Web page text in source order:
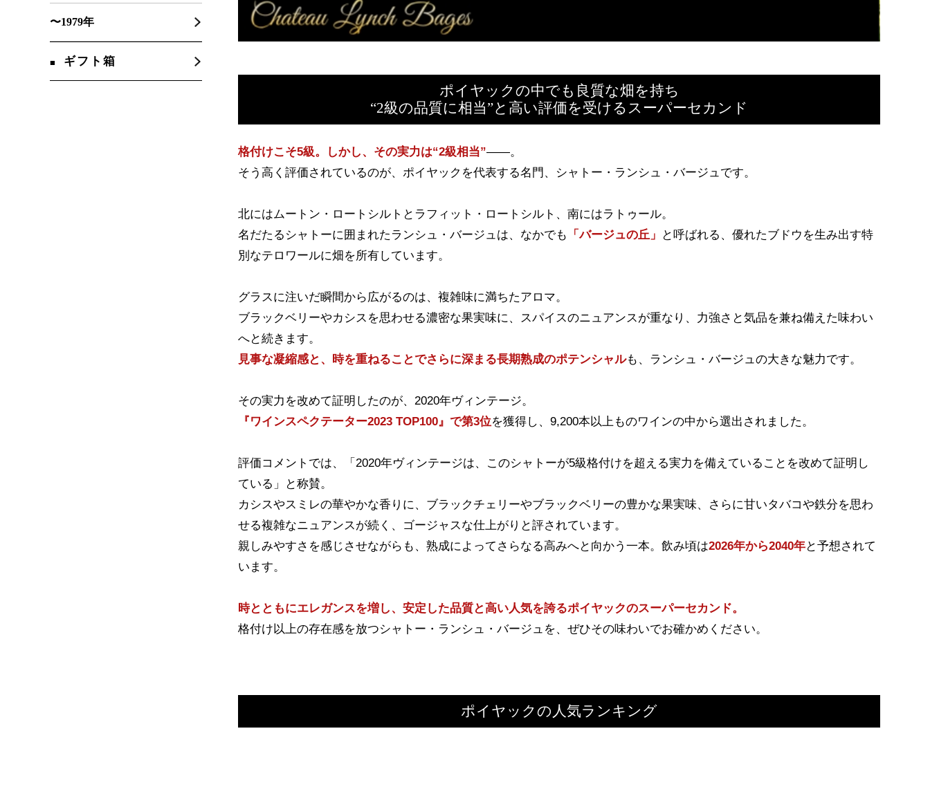
〜1979年
ギフト箱
ポイヤックの中でも良質な畑を持ち
“2級の品質に相当”と高い評価を受けるスーパーセカンド
格付けこそ5級。しかし、その実力は“2級相当”――。
そう高く評価されているのが、ポイヤックを代表する名門、シャトー・ランシュ・バージュです。
北にはムートン・ロートシルトとラフィット・ロートシルト、南にはラトゥール。
名だたるシャトーに囲まれたランシュ・バージュは、なかでも
「バージュの丘」
と呼ばれる、優れたブドウを生み出す特
別なテロワールに畑を所有しています。
グラスに注いだ瞬間から広がるのは、複雑味に満ちたアロマ。
ブラックベリーやカシスを思わせる濃密な果実味に、スパイスのニュアンスが重なり、力強さと気品を兼ね備えた味わい
へと続きます。
見事な凝縮感と、時を重ねることでさらに深まる長期熟成のポテンシャルも、ランシュ・バージュの大きな魅力です。
その実力を改めて証明したのが、2020年ヴィンテージ。
『ワインスペクテーター2023 TOP100』で第3位を獲得し、9,200本以上ものワインの中から選出されました。
評価コメントでは、「2020年ヴィンテージは、このシャトーが5級格付けを超える実力を備えていることを改めて証明し
ている」と称賛。
カシスやスミレの華やかな香りに、ブラックチェリーやブラックベリーの豊かな果実味、さらに甘いタバコや鉄分を思わ
せる複雑なニュアンスが続く、ゴージャスな仕上がりと評されています。
親しみやすさを感じさせながらも、熟成によってさらなる高みへと向かう一本。飲み頃は2026年から2040年と予想されて
います。
時とともにエレガンスを増し、安定した品質と高い人気を誇るポイヤックのスーパーセカンド。
格付け以上の存在感を放つシャトー・ランシュ・バージュを、ぜひその味わいでお確かめください。
ポイヤックの人気ランキング